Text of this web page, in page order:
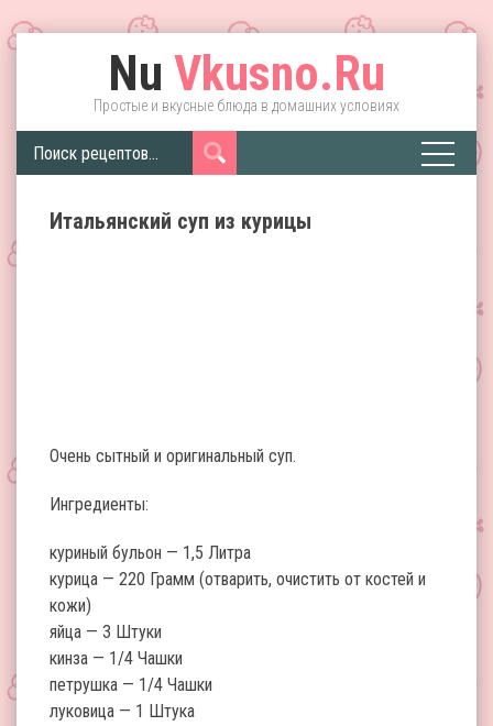
Nu Vkusno.Ru
Простые и вкусные блюда в домашних условиях
Итальянский суп из курицы
Очень сытный и оригинальный суп.
Ингредиенты:
куриный бульон — 1,5 Литра
курица — 220 Грамм (отварить, очистить от костей и
кожи)
яйца — 3 Штуки
кинза — 1/4 Чашки
петрушка — 1/4 Чашки
луковица — 1 Штука